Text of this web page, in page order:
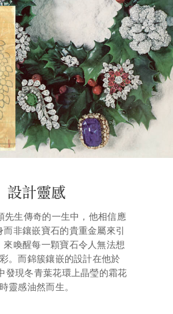
設計靈感
先生傳奇的一生中，他相信應
而非鑲嵌寶石的貴重金屬來引
來喚醒每一顆寶石令人無法想
。而錦簇鑲嵌的設計在他於
發現冬青葉花環上晶瑩的霜花
時靈感油然而生。